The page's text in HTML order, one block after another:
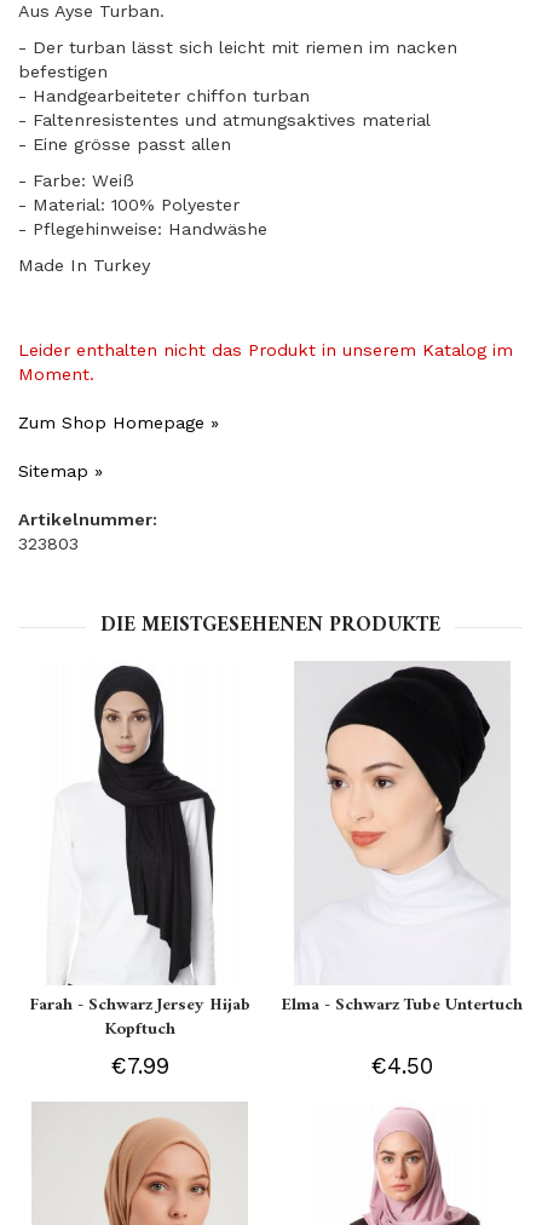
Aus Ayse Turban.
- Der turban lässt sich leicht mit riemen im nacken
befestigen
- Handgearbeiteter chiffon turban
- Faltenresistentes und atmungsaktives material
​- Eine grösse passt allen
- Farbe: Weiß
- Material: 100% Polyester
- Pflegehinweise: Handwäshe
Made In Turkey
Leider enthalten nicht das Produkt in unserem Katalog im
Moment.
Zum Shop Homepage »
Sitemap »
Artikelnummer:
323803
DIE MEISTGESEHENEN PRODUKTE
Farah - Schwarz Jersey Hijab
Kopftuch
€7.99
Elma - Schwarz Tube Untertuch
€4.50